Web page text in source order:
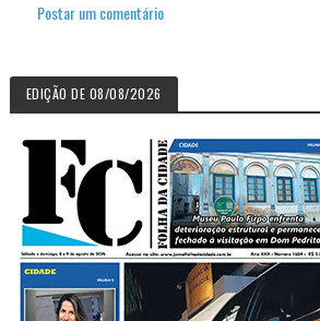
Postar um comentário
EDIÇÃO DE 08/08/2026